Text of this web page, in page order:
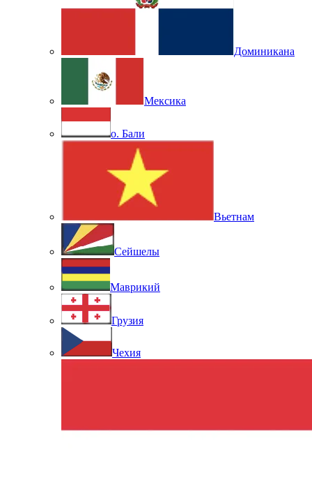
Доминикана
Мексика
о. Бали
Вьетнам
Сейшелы
Маврикий
Грузия
Чехия